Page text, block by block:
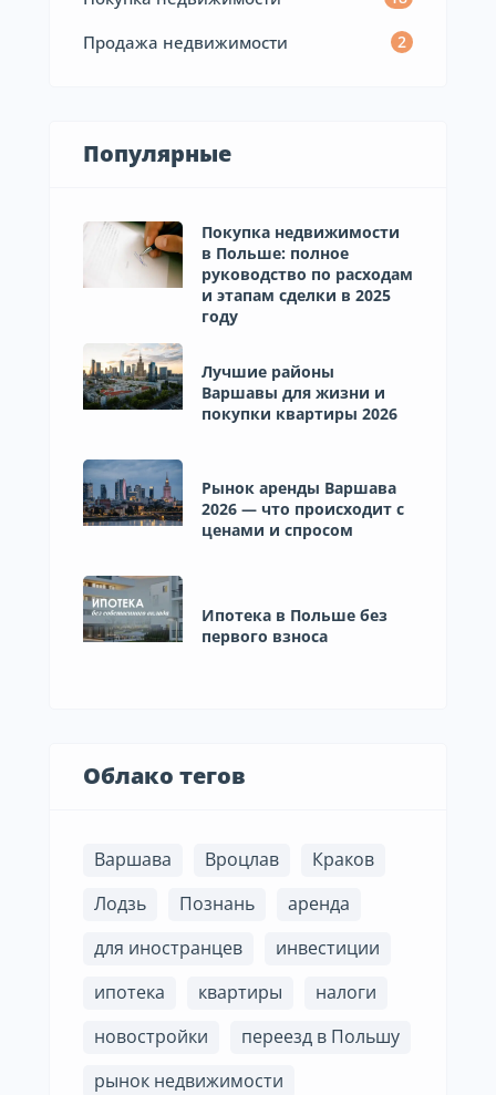
Продажа недвижимости 2
Популярные
Покупка недвижимости
в Польше: полное
руководство по расходам
и этапам сделки в 2025
году
Лучшие районы
Варшавы для жизни и
покупки квартиры 2026
Рынок аренды Варшава
2026 — что происходит с
ценами и спросом
Ипотека в Польше без
первого взноса
Облако тегов
Варшава Вроцлав
Краков
Лодзь
Познань
аренда
для иностранцев
инвестиции
ипотека
квартиры
налоги
новостройки
переезд в Польшу
рынок недвижимости